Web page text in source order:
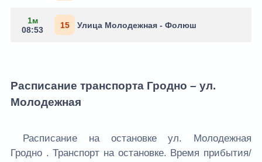
1м
08:53
15 Улица Молодежная - Фолюш
Расписание транспорта Гродно – ул.
Молодежная
Расписание на остановке ул. Молодежная
Гродно . Транспорт на остановке. Время прибытия/